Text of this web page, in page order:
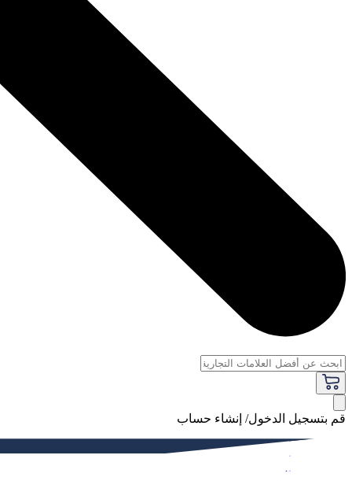
قم بتسجيل الدخول/ إنشاء حساب
فاخر
النساء
الرجال